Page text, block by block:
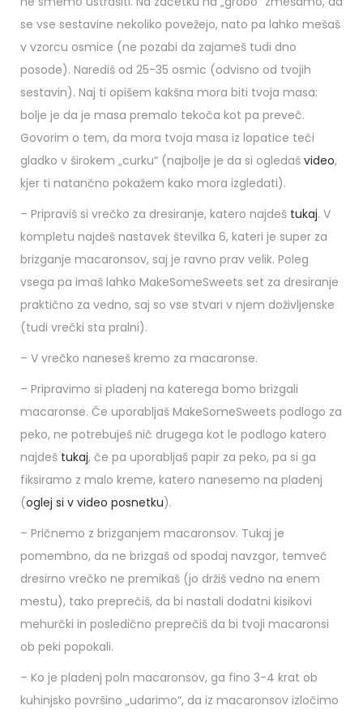
se vse sestavine nekoliko povežejo, nato pa lahko mešaš
v vzorcu osmice (ne pozabi da zajameš tudi dno
posode). Narediš od 25-35 osmic (odvisno od tvojih
sestavin). Naj ti opišem kakšna mora biti tvoja masa:
bolje je da je masa premalo tekoča kot pa preveč.
Govorim o tem, da mora tvoja masa iz lopatice teči
gladko v širokem „curku“ (najbolje je da si ogledaš video,
kjer ti natančno pokažem kako mora izgledati).
– Pripraviš si vrečko za dresiranje, katero najdeš tukaj. V
kompletu najdeš nastavek številka 6, kateri je super za
brizganje macaronsov, saj je ravno prav velik. Poleg
vsega pa imaš lahko MakeSomeSweets set za dresiranje
praktično za vedno, saj so vse stvari v njem doživljenske
(tudi vrečki sta pralni).
– V vrečko naneseš kremo za macaronse.
– Pripravimo si pladenj na katerega bomo brizgali
macaronse. Če uporabljaš MakeSomeSweets podlogo za
peko, ne potrebuješ nič drugega kot le podlogo katero
najdeš tukaj, če pa uporabljaš papir za peko, pa si ga
fiksiramo z malo kreme, katero nanesemo na pladenj
(oglej si v video posnetku).
– Pričnemo z brizganjem macaronsov. Tukaj je
pomembno, da ne brizgaš od spodaj navzgor, temveč
dresirno vrečko ne premikaš (jo držiš vedno na enem
mestu), tako preprečiš, da bi nastali dodatni kisikovi
mehurčki in posledično preprečiš da bi tvoji macaronsi
ob peki popokali.
– Ko je pladenj poln macaronsov, ga fino 3-4 krat ob
kuhinjsko površino „udarimo“, da iz macaronsov izločimo